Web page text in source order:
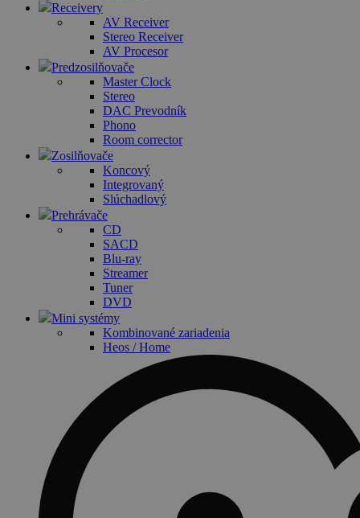
Receivery
AV Receiver
Stereo Receiver
AV Procesor
Predzosilňovače
Master Clock
Stereo
DAC Prevodník
Phono
Room corrector
Zosilňovače
Koncový
Integrovaný
Slúchadlový
Prehrávače
CD
SACD
Blu-ray
Streamer
Tuner
DVD
Mini systémy
Kombinované zariadenia
Heos / Home